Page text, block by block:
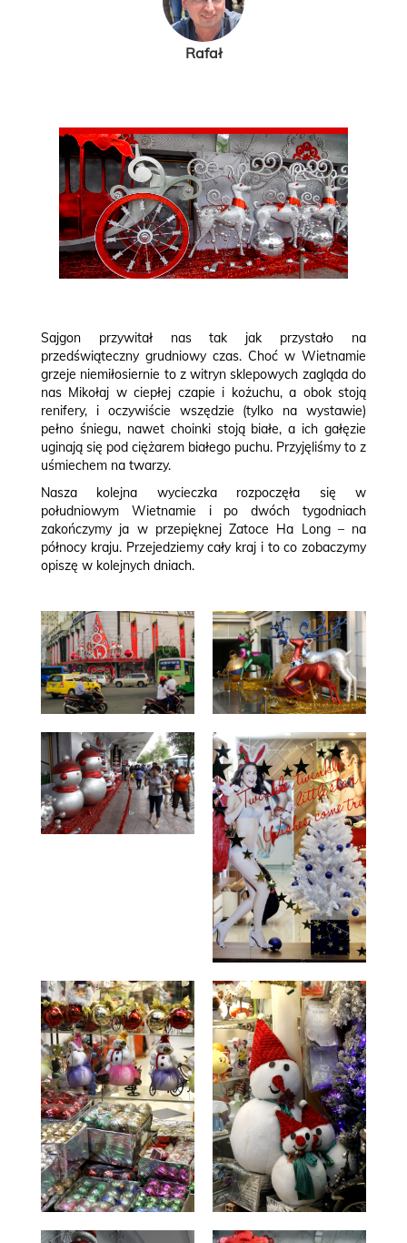
Rafał
Sajgon przywitał nas tak jak przystało na
przedświąteczny grudniowy czas. Choć w Wietnamie
grzeje niemiłosiernie to z witryn sklepowych zagląda do
nas Mikołaj w ciepłej czapie i kożuchu, a obok stoją
renifery, i oczywiście wszędzie (tylko na wystawie)
pełno śniegu, nawet choinki stoją białe, a ich gałęzie
uginają się pod ciężarem białego puchu. Przyjęliśmy to z
uśmiechem na twarzy.
Nasza kolejna wycieczka rozpoczęła się w
południowym Wietnamie i po dwóch tygodniach
zakończymy ja w przepięknej Zatoce Ha Long – na
północy kraju. Przejedziemy cały kraj i to co zobaczymy
opiszę w kolejnych dniach.